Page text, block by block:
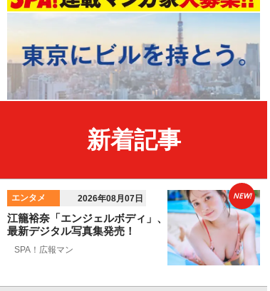
新着記事
エンタメ 2026年08月07日
江籠裕奈「エンジェルボディ」、
最新デジタル写真集発売！
SPA！広報マン
NEW!